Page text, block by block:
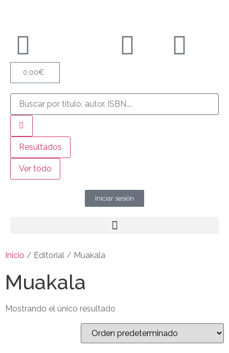
0.00€
Resultados
Ver todo
Iniciar sesión
Inicio / Editorial / Muakala
Muakala
Mostrando el único resultado